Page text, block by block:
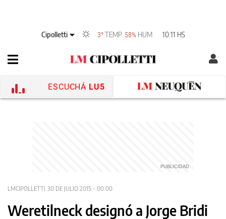
Cipolletti 3° TEMP 58% HUM 10:11 HS
ESCUCHÁ LU5
LMCIPOLLETTI 30 DE JULIO 2015 - 00:00
Weretilneck designó a Jorge Bridi